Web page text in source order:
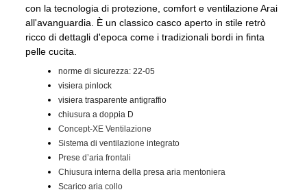
con la tecnologia di protezione, comfort e ventilazione Arai
all'avanguardia. È un classico casco aperto in stile retrò
ricco di dettagli d'epoca come i tradizionali bordi in finta
pelle cucita.
norme di sicurezza: 22-05
visiera pinlock
visiera trasparente antigraffio
chiusura a doppia D
Concept-XE Ventilazione
Sistema di ventilazione integrato
Prese d’aria frontali
Chiusura interna della presa aria mentoniera
Scarico aria collo